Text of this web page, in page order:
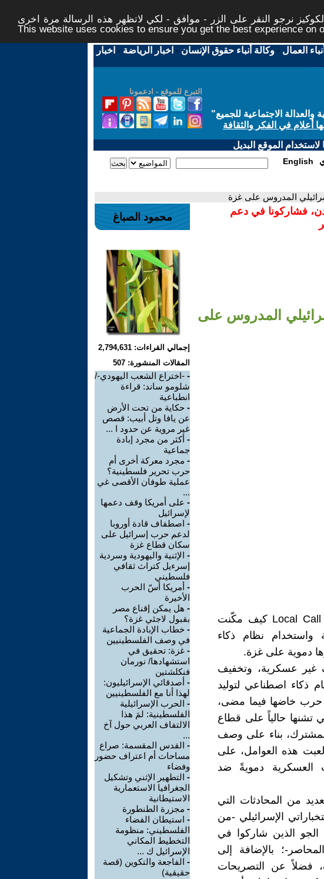
نرجو النقر على الزر - موافق - لكي لاتظهر هذه الرسالة مرة اخرى -
This website uses cookies to ensure you get the best experience on
العمال -وكالة أنباء حقوق الإنسان - اخبار الرياضة - اخبار
التبرع للموقع - ادعمونا
الاجتماعية للجميع"
أعلام في الفكر والثقافة
الموقع البديل
English
المدروس على غزة
فشاركونا في دعم
المدروس على
كشف تحقيق قام به فريق مشترك من مجلة +972 و Local Call كيف مكّنت
واستخدام نظام ذكاء
دموية على غزة.
غير عسكرية، وتخفيف
ذكاء اصطناعي لتوليد
حرب خاضها فيما مضى،
تشنها حالياً على قطاع
بناء على وصف
لعبت هذه العوامل، على
العسكرية دمويةً ضد
من المحادثات التي
الإسرائيلي -من
الذين شاركوا في
؛ بالإضافة إلى
فضلاً عن التصريحات
محمود الصباغ
إجمالي القراءات: 2,794,631
المقالات المنشورة: 507
- -اختراع الشعب اليهودي-/
شلومو ساند: قراءة
انطباعية
- حكاية من تحت الأرض
عن يافا وتل أبيب: قصص
غير مروية عن حدود ا ...
- أكثر من مجرد إبادة
جماعية
- مجرد معركة أخرى أم
حرب تحرير فلسطينية؟
عملية طوفان الأقصى غي
...
- على أمريكا وقف دعمها
لإسرائيل
- اصطفاف قادة أوروبا
لدعم حرب إسرائيل على
سكان قطاع غزة
- الإثنية واليهودية وسردية
إسرءيل كتراث ثقافي
فلسطيني
- أمريكا أسّ الحرب
الأخيرة
- هل يمكن إقناع مصر
بقبول لاجئي غزة؟
- خطاب الإبادة الجماعية
في وصف الفلسطينيين
- غزة: تحقيق في
استشهادها/ نورمان
فنكلشتين
- أصدقائي الإسرائيليون:
لهذا أنا مع الفلسطينيين
- الحرب الإسرائيلية
الفلسطينية: لمَ هذا
الالتفاف العربي حول آخ
...
- القدس المقسمة: صراع
مساحات أم اعتراف حضور
وفضاء
- التطهير الإثني وتشكيل
الجغرافيا الاستعمارية
الاستيطانية
- مجزرة الطنطورة
- استيطان الفضاء
الفلسطيني: منظومة
التخطيط المكاني
الإسرائيل ك ...
- الفاجعة والتكوين (قصة
حقيقية)